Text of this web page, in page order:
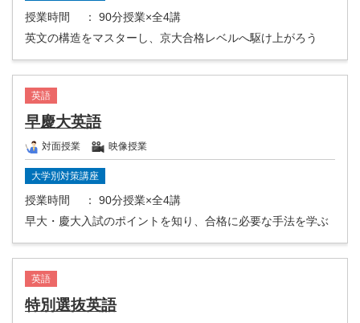
授業時間
： 90分授業×全4講
英文の構造をマスターし、京大合格レベルへ駆け上がろう
英語
早慶大英語
対面授業 映像授業
大学別対策講座
授業時間
： 90分授業×全4講
早大・慶大入試のポイントを知り、合格に必要な手法を学ぶ
英語
特別選抜英語